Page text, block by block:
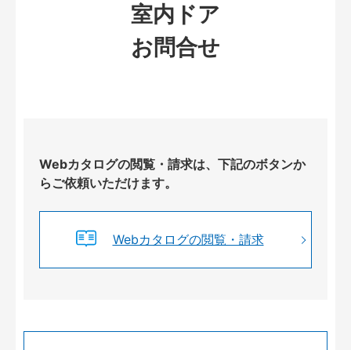
室内ドア
お問合せ
Webカタログの閲覧・請求は、下記のボタンか
らご依頼いただけます。
Webカタログの閲覧・請求